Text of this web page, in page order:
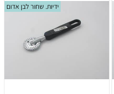
ידיות. שחור לבן אדום